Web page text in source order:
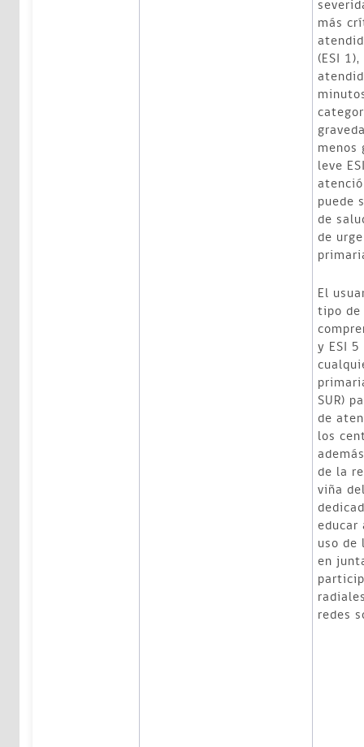
más
(ESI
menos
leve
puede
de
de
El
tipo de
y ESI
SUR)
de
los
de la
viña
educar
uso de
en
redes